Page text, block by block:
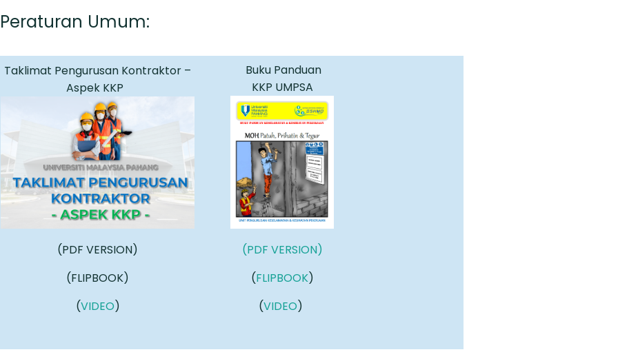
Peraturan Umum:
Taklimat Pengurusan Kontraktor –
Aspek KKP
Buku Panduan
KKP UMPSA
(PDF VERSION)
(FLIPBOOK)
(VIDEO)
(PDF VERSION)
(FLIPBOOK)
(VIDEO)